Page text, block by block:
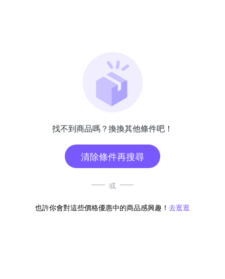
找不到商品嗎？換換其他條件吧！
清除條件再搜尋
或
也許你會對這些價格優惠中的商品感興趣！ 去逛逛